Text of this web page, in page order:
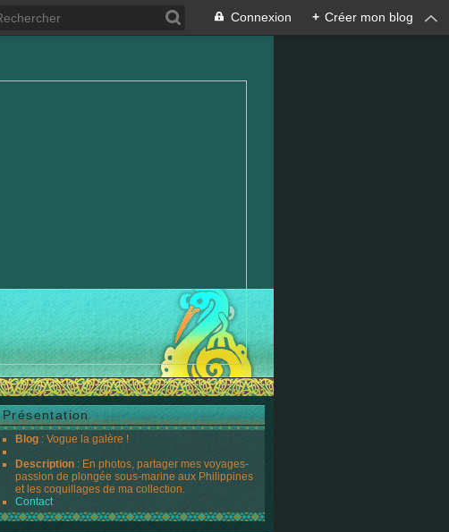
Connexion + Créer mon blog
Présentation
Blog : Vogue la galère !
Description : En photos, partager mes voyages-
passion de plongée sous-marine aux Philippines
et les coquillages de ma collection.
Contact